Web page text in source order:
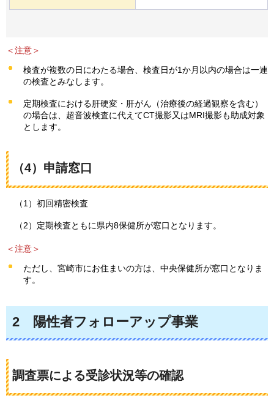
＜注意＞
検査が複数の日にわたる場合、検査日が1か月以内の場合は一連
の検査とみなします。
定期検査における肝硬変・肝がん（治療後の経過観察を含む）
の場合は、超音波検査に代えてCT撮影又はMRI撮影も助成対象
とします。
（4）申請窓口
（1）初回精密検査
（2）定期検査ともに県内8保健所が窓口となります。
＜注意＞
ただし、宮崎市にお住まいの方は、中央保健所が窓口となりま
す。
2 陽性者フォローアップ事業
調査票による受診状況等の確認